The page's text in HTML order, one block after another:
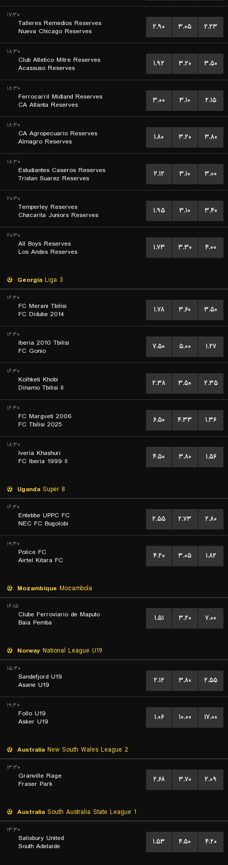
۱۷:۳۰
Talleres Remedios Reserves
Nueva Chicago Reserves
۲.۹۰ ۳.۰۵ ۲.۲۳
۱۸:۳۰
Club Atletico Mitre Reserves
Acassuso Reserves
۱.۹۲ ۳.۲۰ ۳.۵۰
۱۸:۳۰
Ferrocarril Midland Reserves
CA Atlanta Reserves
۳.۰۰ ۳.۱۰ ۲.۱۵
۱۸:۳۰
CA Agropecuario Reserves
Almagro Reserves
۱.۸۰ ۳.۲۰ ۳.۸۰
۱۸:۳۰
Estudiantes Caseros Reserves
Tristan Suarez Reserves
۲.۱۲ ۳.۱۰ ۳.۰۰
۲۰:۳۰
Temperley Reserves
Chacarita Juniors Reserves
۱.۹۵ ۳.۱۰ ۳.۴۰
۲۰:۳۰
All Boys Reserves
Los Andes Reserves
۱.۷۳ ۳.۳۰ ۴.۰۰
Georgia Liga 3
۱۶:۳۰
FC Merani Tbilisi
FC Didube 2014
۱.۷۸ ۳.۶۰ ۳.۵۰
۱۶:۳۰
Iberia 2010 Tbilisi
FC Gonio
۷.۵۰ ۵.۰۰ ۱.۲۷
۱۶:۳۰
Kolhketi Khobi
Dinamo Tbilisi II
۲.۳۸ ۳.۵۰ ۲.۳۵
۱۶:۳۰
FC Margveti 2006
FC Tbilisi 2025
۶.۵۰ ۴.۳۳ ۱.۳۶
۱۸:۳۰
Iveria Khashuri
FC Iberia 1999 II
۴.۵۰ ۳.۸۰ ۱.۵۶
Uganda Super 8
۱۶:۳۰
Entebbe UPPC FC
NEC FC Bugolobi
۲.۵۵ ۲.۷۳ ۲.۸۰
۱۹:۳۰
Police FC
Airtel Kitara FC
۴.۲۰ ۳.۰۵ ۱.۸۲
Mozambique Mocambola
۱۶:۱۵
Clube Ferroviario de Maputo
Baia Pemba
۱.۵۱ ۳.۲۰ ۷.۰۰
Norway National League U19
۱۵:۳۰
Sandefjord U19
Asane U19
۲.۱۲ ۳.۸۰ ۲.۵۵
۱۹:۳۰
Follo U19
Asker U19
۱.۰۶ ۱۰.۰۰ ۱۷.۰۰
Australia New South Wales League 2
۱۳:۳۰
Granville Rage
Fraser Park
۲.۶۸ ۳.۷۰ ۲.۰۹
Australia South Australia State League 1
۱۳:۳۰
Salisbury United
South Adelaide
۱.۵۳ ۴.۵۰ ۴.۲۰